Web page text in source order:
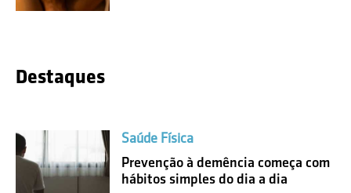
Destaques
Saúde Física
Prevenção à demência começa com
hábitos simples do dia a dia